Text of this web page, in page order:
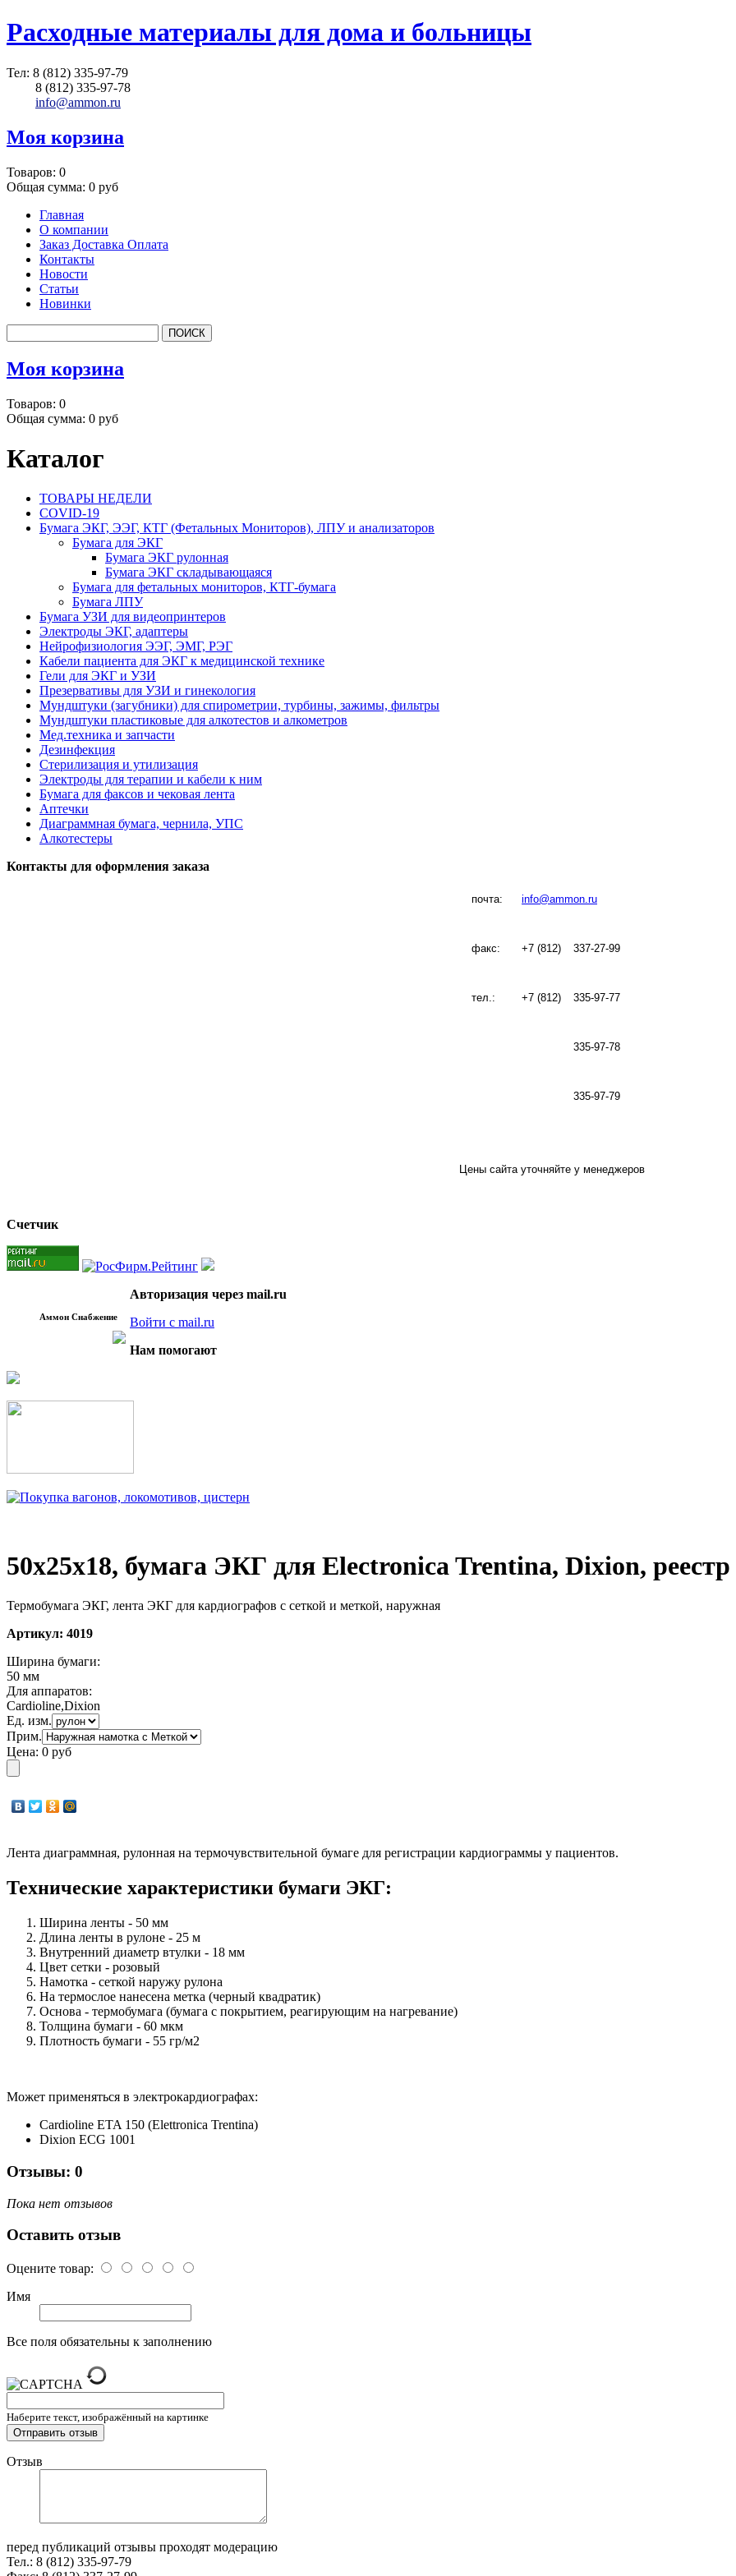
Расходные материалы для дома и больницы
Тел: 8 (812) 335-97-79
8 (812) 335-97-78
info@ammon.ru
Моя корзина
Товаров: 0
Общая сумма: 0 руб
Главная
О компании
Заказ Доставка Оплата
Контакты
Новости
Статьи
Новинки
Моя корзина
Товаров: 0
Общая сумма: 0 руб
Каталог
ТОВАРЫ НЕДЕЛИ
COVID-19
Бумага ЭКГ, ЭЭГ, КТГ (Фетальных Мониторов), ЛПУ и анализаторов
Бумага для ЭКГ
Бумага ЭКГ рулонная
Бумага ЭКГ складывающаяся
Бумага для фетальных мониторов, КТГ-бумага
Бумага ЛПУ
Бумага УЗИ для видеопринтеров
Электроды ЭКГ, адаптеры
Нейрофизиология ЭЭГ, ЭМГ, РЭГ
Кабели пациента для ЭКГ к медицинской технике
Гели для ЭКГ и УЗИ
Презервативы для УЗИ и гинекология
Мундштуки (загубники) для спирометрии, турбины, зажимы, фильтры
Мундштуки пластиковые для алкотестов и алкометров
Мед.техника и запчасти
Дезинфекция
Стерилизация и утилизация
Электроды для терапии и кабели к ним
Бумага для факсов и чековая лента
Аптечки
Диаграммная бумага, чернила, УПС
Алкотестеры
Контакты для оформления заказа
почта: info@ammon.ru
факс: +7 (812) 337-27-99
тел.: +7 (812) 335-97-77
335-97-78
335-97-79
Цены сайта уточняйте у менеджеров
Счетчик
Аммон Снабжение
Авторизация через mail.ru
Войти с mail.ru
Нам помогают
50x25x18, бумага ЭКГ для Eleсtroniсa Trentina, Dixion, реестр
Термобумага ЭКГ, лента ЭКГ для кардиографов с сеткой и меткой, наружная
Артикул: 4019
Ширина бумаги:
50 мм
Для аппаратов:
Cardioline,Dixion
Ед. изм.
Прим.
Цена: 0 руб
Лента диаграммная, рулонная на термочувствительной бумаге для регистрации кардиограммы у пациентов.
Технические характеристики бумаги ЭКГ:
Ширина ленты - 50 мм
Длина ленты в рулоне - 25 м
Внутренний диаметр втулки - 18 мм
Цвет сетки - розовый
Намотка - сеткой наружу рулона
На термослое нанесена метка (черный квадратик)
Основа - термобумага (бумага с покрытием, реагирующим на нагревание)
Толщина бумаги - 60 мкм
Плотность бумаги - 55 гр/м2
Может применяться в электрокардиографах:
Cardioline ETA 150 (Elettronica Trentina)
Dixion ECG 1001
Отзывы: 0
Пока нет отзывов
Оставить отзыв
Оцените товар:
Имя
Все поля обязательны к заполнению
Наберите текст, изображённый на картинке
Отзыв
перед публикаций отзывы проходят модерацию
Тел.: 8 (812) 335-97-79